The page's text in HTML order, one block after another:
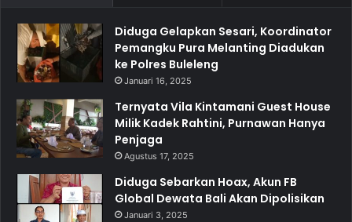
Diduga Gelapkan Sesari, Koordinator
Pemangku Pura Melanting Diadukan
ke Polres Buleleng
Januari 16, 2025
Ternyata Vila Kintamani Guest House
Milik Kadek Rahtini, Purnawan Hanya
Penjaga
Agustus 17, 2025
Diduga Sebarkan Hoax, Akun FB
Global Dewata Bali Akan Dipolisikan
Januari 3, 2025